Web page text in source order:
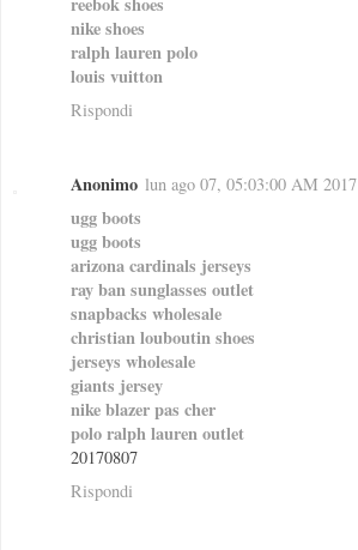
nike shoes
ralph lauren polo
louis vuitton
Rispondi
Anonimo lun ago 07, 05:03:00 AM 2017
ugg boots
ugg boots
arizona cardinals jerseys
ray ban sunglasses outlet
snapbacks wholesale
christian louboutin shoes
jerseys wholesale
giants jersey
nike blazer pas cher
polo ralph lauren outlet
20170807
Rispondi